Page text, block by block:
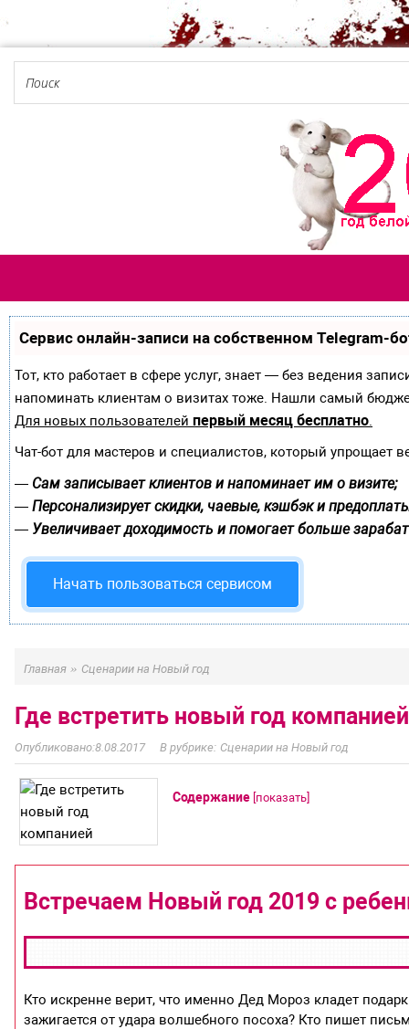
Сервис онлайн-записи на собственном Telegram-
Тот, кто работает в сфере услуг, знает — без ведения
напоминать клиентам о визитах тоже. Нашли самый
Для новых пользователей первый месяц бесплатно.
Чат-бот для мастеров и специалистов, который упрощает
— Сам записывает клиентов и напоминает им о визите;
— Персонализирует скидки, чаевые, кэшбэк и
— Увеличивает доходимость и помогает больше
Начать пользоваться сервисом
Главная » Сценарии на Новый год
Где встретить новый год компанией
8.08.2017 Сценарии на Новый год
Содержание [показать]
Встречаем Новый год 2019 с
Кто искренне верит, что именно Дед Мороз кладет
зажигается от удара волшебного посоха? Кто пишет